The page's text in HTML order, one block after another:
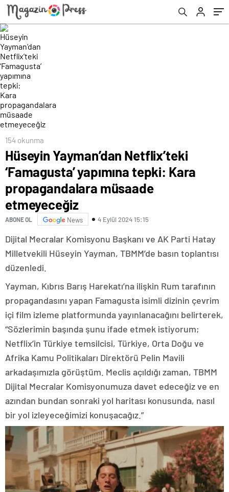
müsaade etmeyeceğiz
154 okunma
Hüseyin Yayman’dan Netflix’teki
‘Famagusta’ yapımına tepki: Kara
propagandalara müsaade
etmeyeceğiz
ABONE OL News 4 Eylül 2024 15:15
Dijital Mecralar Komisyonu Başkanı ve AK Parti Hatay
Milletvekili Hüseyin Yayman, TBMM’de basın toplantısı
düzenledi.
Yayman, Kıbrıs Barış Harekatı’na ilişkin Rum tarafının
propagandasını yapan Famagusta isimli dizinin çevrim
içi film izleme platformunda yayınlanacağını belirterek,
“Sözlerimin başında şunu ifade etmek istiyorum;
Netflix’in Türkiye temsilcisi, Türkiye, Orta Doğu ve
Afrika Kamu Politikaları Direktörü Pelin Mavili
arkadaşımızla görüştüm. Meclis açıldığı zaman, TBMM
Dijital Mecralar Komisyonumuza davet edeceğiz ve en
azından bundan sonraki yol haritası konusunda, nasıl
bir yol izleyeceğimizi konuşacağız.”